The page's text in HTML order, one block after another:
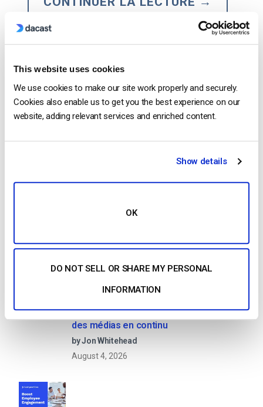
This website uses cookies
We use cookies to make our site work properly and securely.
Cookies also enable us to get you the best experience on our
website, adding relevant services and enriched content.
Show details
OK
DO NOT SELL OR SHARE MY PERSONAL
INFORMATION
Search
Comment diffuser en direct à partir d’un
by Emily Krings
OTT Full Form – Le présent et l’avenir
des médias en continu
by Jon Whitehead
August 4, 2026